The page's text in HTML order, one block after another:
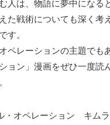
人は、物語に夢中になる
た戦術についても深く考
す。
ペレーションの主題でも
ョン」漫画をぜひ一度読
・オペレーション キム